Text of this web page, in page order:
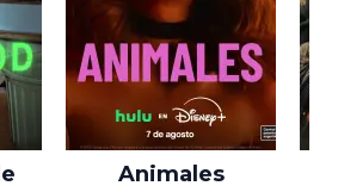
Animales